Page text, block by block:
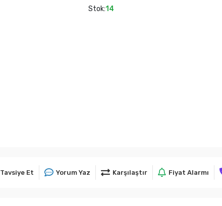
Stok:14
Tavsiye Et Yorum Yaz Karşılaştır Fiyat Alarmı